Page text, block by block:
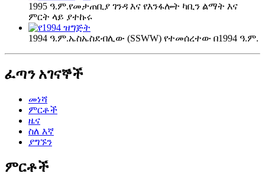
1995 ዓ.ም.የመታጠቢያ ገንዳ እና የእንፋሎት ካቢን ልማት እና
ምርት ላይ ያተኩሩ
1994 ዓ.ም.ኤስኤስደብሊው (SSWW) የተመሰረተው በ1994 ዓ.ም.
ፈጣን አገናኞች
መነሻ
ምርቶች
ዜና
ስለ እኛ
ያግኙን
ምርቶች